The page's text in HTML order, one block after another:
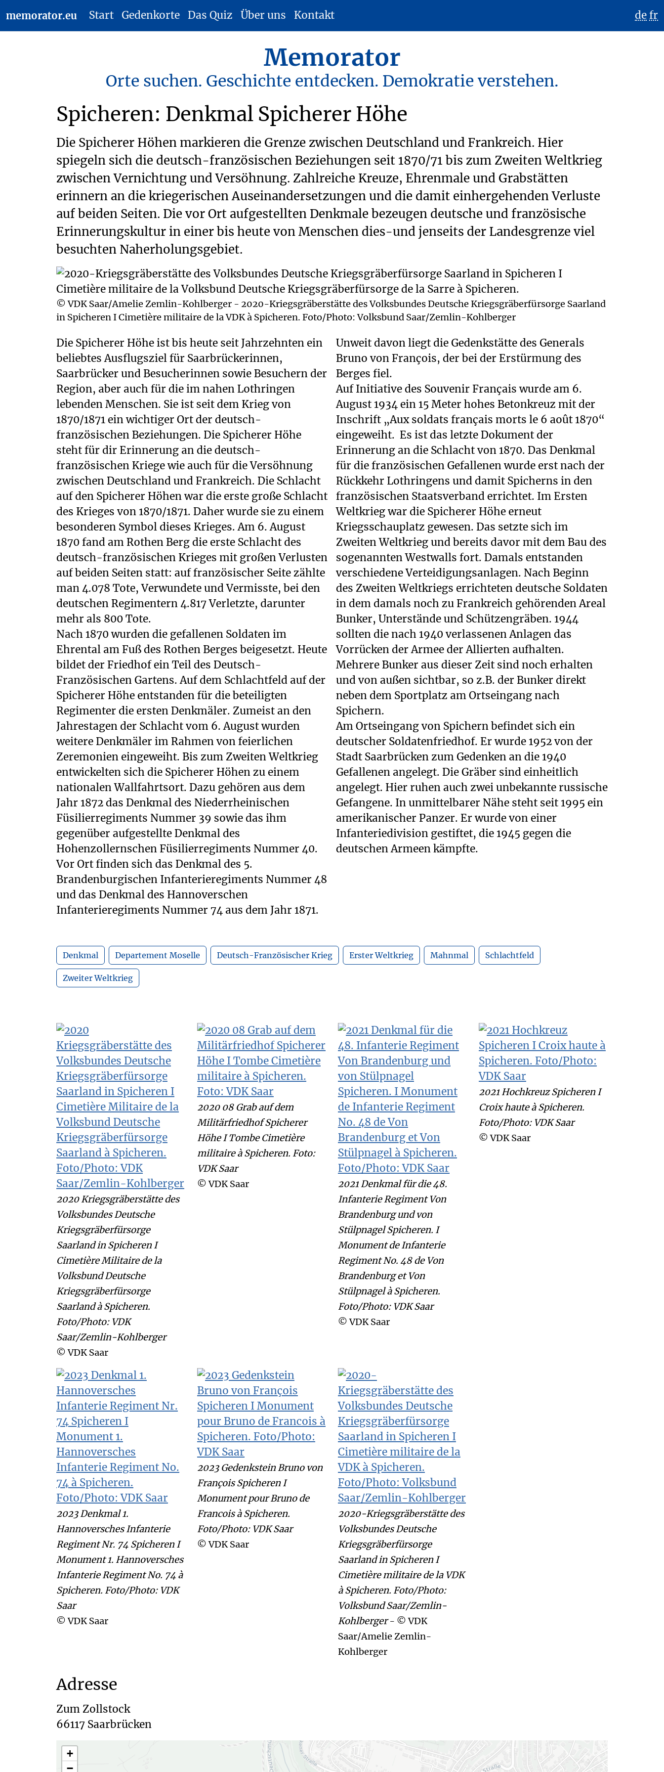
memorator.eu Start Gedenkorte Das Quiz Über uns Kontakt defr
Memorator
Orte suchen. Geschichte entdecken. Demokratie verstehen.
Spicheren: Denkmal Spicherer Höhe
Die Spicherer Höhen markieren die Grenze zwischen Deutschland und Frankreich. Hier
spiegeln sich die deutsch-französischen Beziehungen seit 1870/71 bis zum Zweiten Weltkrieg
zwischen Vernichtung und Versöhnung. Zahlreiche Kreuze, Ehrenmale und Grabstätten
erinnern an die kriegerischen Auseinandersetzungen und die damit einhergehenden Verluste
auf beiden Seiten. Die vor Ort aufgestellten Denkmale bezeugen deutsche und französische
Erinnerungskultur in einer bis heute von Menschen dies-und jenseits der Landesgrenze viel
besuchten Naherholungsgebiet.
© VDK Saar/Amelie Zemlin-Kohlberger - 2020-Kriegsgräberstätte des Volksbundes Deutsche Kriegsgräberfürsorge Saarland
in Spicheren I Cimetière militaire de la VDK à Spicheren. Foto/Photo: Volksbund Saar/Zemlin-Kohlberger
Die Spicherer Höhe ist bis heute seit Jahrzehnten ein
beliebtes Ausflugsziel für Saarbrückerinnen,
Saarbrücker und Besucherinnen sowie Besuchern der
Region, aber auch für die im nahen Lothringen
lebenden Menschen. Sie ist seit dem Krieg von
1870/1871 ein wichtiger Ort der deutsch-
französischen Beziehungen. Die Spicherer Höhe
steht für dir Erinnerung an die deutsch-
französischen Kriege wie auch für die Versöhnung
zwischen Deutschland und Frankreich. Die Schlacht
auf den Spicherer Höhen war die erste große Schlacht
des Krieges von 1870/1871. Daher wurde sie zu einem
besonderen Symbol dieses Krieges. Am 6. August
1870 fand am Rothen Berg die erste Schlacht des
deutsch-französischen Krieges mit großen Verlusten
auf beiden Seiten statt: auf französischer Seite zählte
man 4.078 Tote, Verwundete und Vermisste, bei den
deutschen Regimentern 4.817 Verletzte, darunter
mehr als 800 Tote.
Nach 1870 wurden die gefallenen Soldaten im
Ehrental am Fuß des Rothen Berges beigesetzt. Heute
bildet der Friedhof ein Teil des Deutsch-
Französischen Gartens. Auf dem Schlachtfeld auf der
Spicherer Höhe entstanden für die beteiligten
Regimenter die ersten Denkmäler. Zumeist an den
Jahrestagen der Schlacht vom 6. August wurden
weitere Denkmäler im Rahmen von feierlichen
Zeremonien eingeweiht. Bis zum Zweiten Weltkrieg
entwickelten sich die Spicherer Höhen zu einem
nationalen Wallfahrtsort. Dazu gehören aus dem
Jahr 1872 das Denkmal des Niederrheinischen
Füsilierregiments Nummer 39 sowie das ihm
gegenüber aufgestellte Denkmal des
Hohenzollernschen Füsilierregiments Nummer 40.
Vor Ort finden sich das Denkmal des 5.
Brandenburgischen Infanterieregiments Nummer 48
und das Denkmal des Hannoverschen
Infanterieregiments Nummer 74 aus dem Jahr 1871.
Unweit davon liegt die Gedenkstätte des Generals
Bruno von François, der bei der Erstürmung des
Berges fiel.
Auf Initiative des Souvenir Français wurde am 6.
August 1934 ein 15 Meter hohes Betonkreuz mit der
Inschrift „Aux soldats français morts le 6 août 1870“
eingeweiht. Es ist das letzte Dokument der
Erinnerung an die Schlacht von 1870. Das Denkmal
für die französischen Gefallenen wurde erst nach der
Rückkehr Lothringens und damit Spicherns in den
französischen Staatsverband errichtet. Im Ersten
Weltkrieg war die Spicherer Höhe erneut
Kriegsschauplatz gewesen. Das setzte sich im
Zweiten Weltkrieg und bereits davor mit dem Bau des
sogenannten Westwalls fort. Damals entstanden
verschiedene Verteidigungsanlagen. Nach Beginn
des Zweiten Weltkriegs errichteten deutsche Soldaten
in dem damals noch zu Frankreich gehörenden Areal
Bunker, Unterstände und Schützengräben. 1944
sollten die nach 1940 verlassenen Anlagen das
Vorrücken der Armee der Allierten aufhalten.
Mehrere Bunker aus dieser Zeit sind noch erhalten
und von außen sichtbar, so z.B. der Bunker direkt
neben dem Sportplatz am Ortseingang nach
Spichern.
Am Ortseingang von Spichern befindet sich ein
deutscher Soldatenfriedhof. Er wurde 1952 von der
Stadt Saarbrücken zum Gedenken an die 1940
Gefallenen angelegt. Die Gräber sind einheitlich
angelegt. Hier ruhen auch zwei unbekannte russische
Gefangene. In unmittelbarer Nähe steht seit 1995 ein
amerikanischer Panzer. Er wurde von einer
Infanteriedivision gestiftet, die 1945 gegen die
deutschen Armeen kämpfte.
Denkmal Departement Moselle Deutsch-Französischer Krieg Erster Weltkrieg Mahnmal Schlachtfeld
Zweiter Weltkrieg
2020 Kriegsgräberstätte des
Volksbundes Deutsche
Kriegsgräberfürsorge
Saarland in Spicheren I
Cimetière Militaire de la
Volksbund Deutsche
Kriegsgräberfürsorge
Saarland à Spicheren.
Foto/Photo: VDK
Saar/Zemlin-Kohlberger
© VDK Saar
2020 08 Grab auf dem
Militärfriedhof Spicherer
Höhe I Tombe Cimetière
militaire à Spicheren. Foto:
VDK Saar
© VDK Saar
2021 Denkmal für die 48.
Infanterie Regiment Von
Brandenburg und von
Stülpnagel Spicheren. I
Monument de Infanterie
Regiment No. 48 de Von
Brandenburg et Von
Stülpnagel à Spicheren.
Foto/Photo: VDK Saar
© VDK Saar
2021 Hochkreuz Spicheren I
Croix haute à Spicheren.
Foto/Photo: VDK Saar
© VDK Saar
2023 Denkmal 1.
Hannoversches Infanterie
Regiment Nr. 74 Spicheren I
Monument 1. Hannoversches
Infanterie Regiment No. 74 à
Spicheren. Foto/Photo: VDK
Saar
© VDK Saar
2023 Gedenkstein Bruno von
François Spicheren I
Monument pour Bruno de
Francois à Spicheren.
Foto/Photo: VDK Saar
© VDK Saar
2020-Kriegsgräberstätte des
Volksbundes Deutsche
Kriegsgräberfürsorge
Saarland in Spicheren I
Cimetière militaire de la VDK
à Spicheren. Foto/Photo:
Volksbund Saar/Zemlin-
Kohlberger- © VDK
Saar/Amelie Zemlin-
Kohlberger
Adresse
Zum Zollstock
+
−